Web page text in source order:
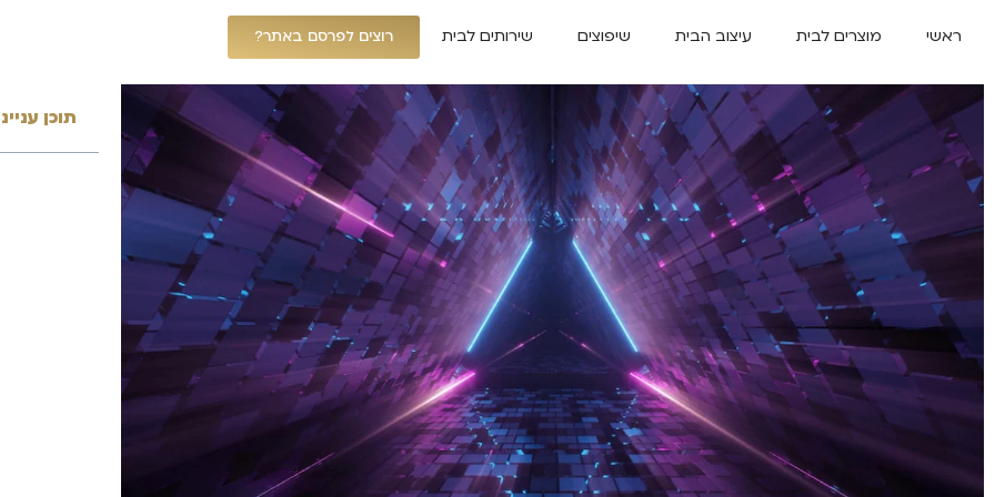
ראשי מוצרים לבית עיצוב הבית שיפוצים שירותים לבית רוצים לפרסם באתר?
תוכן